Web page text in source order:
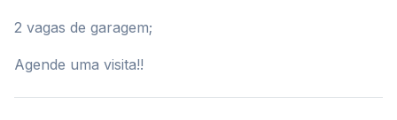
2 vagas de garagem;
Agende uma visita!!